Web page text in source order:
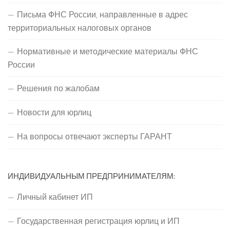
Письма ФНС России, направленные в адрес
территориальных налоговых органов
Нормативные и методические материалы ФНС
России
Решения по жалобам
Новости для юрлиц
На вопросы отвечают эксперты ГАРАНТ
ИНДИВИДУАЛЬНЫМ ПРЕДПРИНИМАТЕЛЯМ:
Личный кабинет ИП
Государственная регистрация юрлиц и ИП